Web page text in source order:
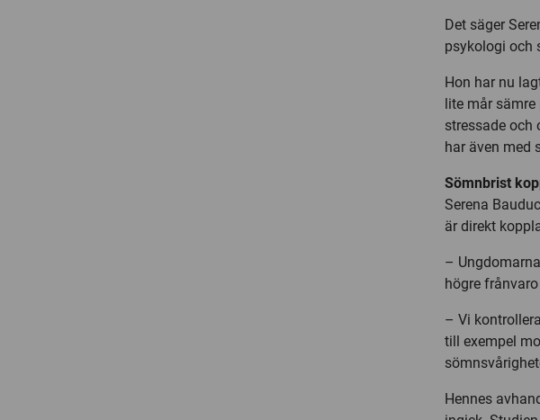
Det säger
psykologi och
Hon har nu
lite mår
stressade och
har även med
Sömnbrist
Serena
är direkt
–
högre
– Vi
till exempel
Hennes